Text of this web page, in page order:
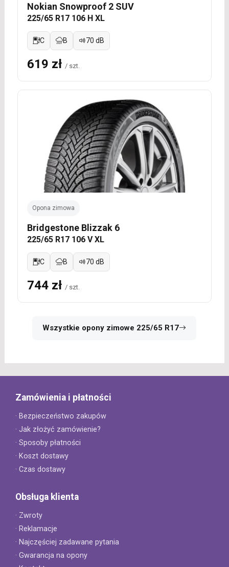
Nokian Snowproof 2 SUV
225/65 R17 106 H XL
C B 70 dB
619 zł / szt.
Opona zimowa
Bridgestone Blizzak 6
225/65 R17 106 V XL
C B 70 dB
744 zł / szt.
Wszystkie opony zimowe 225/65 R17
Zamówienia i płatności
· Bezpieczeństwo zakupów
· Jak złożyć zamówienie?
· Sposoby płatności
· Koszt dostawy
· Czas dostawy
Obsługa klienta
· Zwroty
· Reklamacje
· Najczęściej zadawane pytania
· Gwarancja na opony